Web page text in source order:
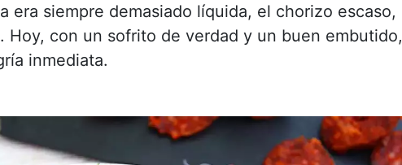
era siempre demasiado líquida, el chorizo escaso,
Hoy, con un sofrito de verdad y un buen embutido,
inmediata.